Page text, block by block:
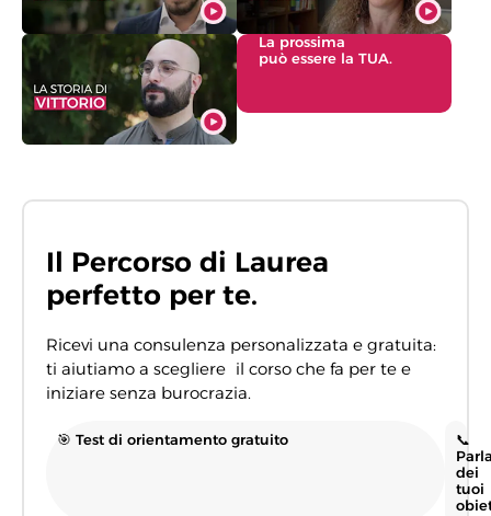
La prossima
può essere la TUA.
Il Percorso di Laurea
perfetto per te.
Ricevi una consulenza personalizzata e gratuita:
ti aiutiamo a scegliere il corso che fa per te e
iniziare senza burocrazia.
🎯 Test di orientamento gratuito
📞
dei
tuoi